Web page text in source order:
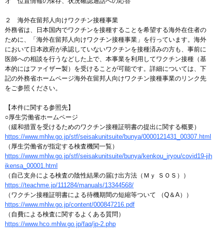
２ 海外在留邦人向けワクチン接種事業
外務省は、日本国内でワクチンを接種することを希望する海外在住者の
ために、「海外在留邦人向けワクチン接種事業」を行っています。海外
において日本政府が承認していないワクチンを接種済みの方も、事前に
医師への相談を行うなどした上で、本事業を利用してワクチン接種（基
本的にはファイザー製）を受けることが可能です。詳細については、下
記の外務省ホームページ海外在留邦人向けワクチン接種事業のリンク先
をご参照ください。
【本件に関する参照先】
○厚生労働省ホームページ
（緩和措置を受けるためのワクチン接種証明書の提出に関する概要）
https://www.mhlw.go.jp/stf/seisakunitsuite/bunya/0000121431_00307.html
（厚生労働省が指定する検査機関一覧）
https://www.mhlw.go.jp/stf/seisakunitsuite/bunya/kenkou_iryou/covid19-jih
ikensa_00001.html
（自己支弁による検査の陰性結果の届け出方法（Ｍｙ ＳＯＳ））
https://teachme.jp/111284/manuals/13344568/
（ワクチン接種証明書による待機期間の短縮等ついて （Q＆A））
https://www.mhlw.go.jp/content/000847216.pdf
（自費による検査に関するよくある質問）
https://www.hco.mhlw.go.jp/faq/jp-2.php